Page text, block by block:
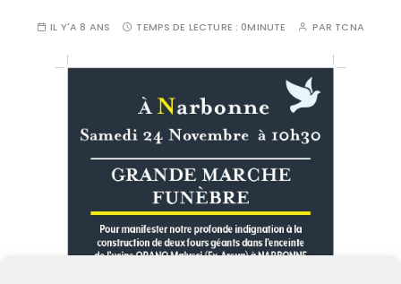
IL Y'A 8 ANS TEMPS DE LECTURE : 0MINUTE PAR TCNA